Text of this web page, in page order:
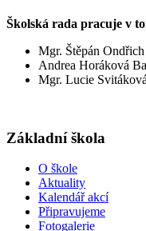
Školská rada pracuje v
Mgr. Štěpán
Andrea Horáková
Mgr. Lucie
Základní škola
O škole
Aktuality
Kalendář akcí
Připravujeme
Fotogalerie